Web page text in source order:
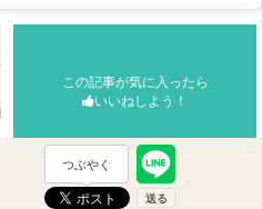
この記事が気に入ったら
いいねしよう！
つぶやく